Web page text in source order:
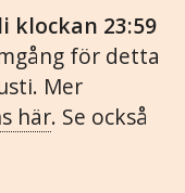
klockan 23:59
för detta
Mer
här. Se också